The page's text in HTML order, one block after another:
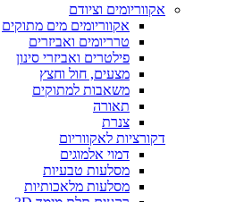
אקווריומים וציודם
אקווריומים מים מתוקים
טרריומים ואביזרים
פילטרים ואביזרי סינון
מצעים, חול וחצץ
משאבות למתוקים
תאורה
צנרת
דקורציות לאקווריום
דמוי אלמוגים
מסלעות טבעיות
מסלעות מלאכותיות